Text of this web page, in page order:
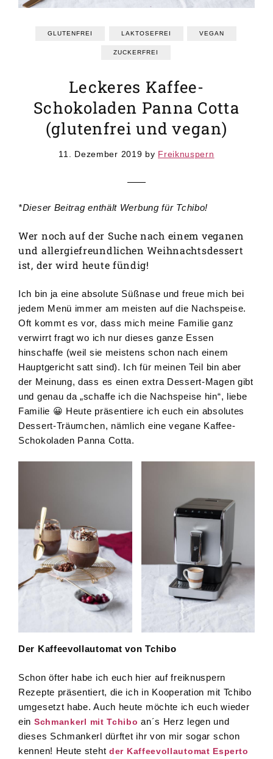
GLUTENFREI LAKTOSEFREI VEGAN
ZUCKERFREI
Leckeres Kaffee-
Schokoladen Panna Cotta
(glutenfrei und vegan)
11. Dezember 2019 by Freiknuspern
*Dieser Beitrag enthält Werbung für Tchibo!
Wer noch auf der Suche nach einem veganen
und allergiefreundlichen Weihnachtsdessert
ist, der wird heute fündig!
Ich bin ja eine absolute Süßnase und freue mich bei
jedem Menü immer am meisten auf die Nachspeise.
Oft kommt es vor, dass mich meine Familie ganz
verwirrt fragt wo ich nur dieses ganze Essen
hinschaffe (weil sie meistens schon nach einem
Hauptgericht satt sind). Ich für meinen Teil bin aber
der Meinung, dass es einen extra Dessert-Magen gibt
und genau da „schaffe ich die Nachspeise hin“, liebe
Familie 😀 Heute präsentiere ich euch ein absolutes
Dessert-Träumchen, nämlich eine vegane Kaffee-
Schokoladen Panna Cotta.
Der Kaffeevollautomat von Tchibo
Schon öfter habe ich euch hier auf freiknuspern
Rezepte präsentiert, die ich in Kooperation mit Tchibo
umgesetzt habe. Auch heute möchte ich euch wieder
ein Schmankerl mit Tchibo an´s Herz legen und
dieses Schmankerl dürftet ihr von mir sogar schon
kennen! Heute steht der Kaffeevollautomat Esperto